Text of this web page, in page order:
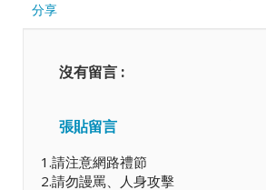
分享
沒有留言 :
張貼留言
1.請注意網路禮節
2.請勿謾罵、人身攻擊